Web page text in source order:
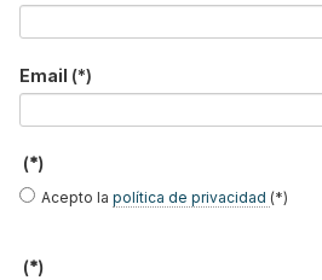
Email (*)
(*)
Acepto la política de privacidad (*)
(*)